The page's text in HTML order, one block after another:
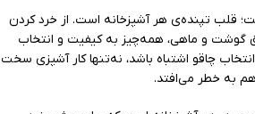
قلب تپنده‌ی هر آشپزخانه است. از خرد کردن
گوشت و ماهی، همه‌چیز به کیفیت و انتخاب
چاقو اشتباه باشد، نه‌تنها کار آشپزی سخت
به خطر می‌افتد.